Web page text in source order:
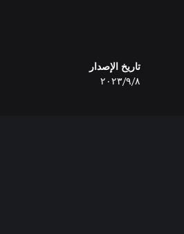
تاريخ الإصدار
٨‏/٩‏/٢٠٢٣